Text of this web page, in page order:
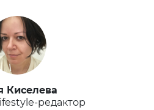
Киселева
редактор